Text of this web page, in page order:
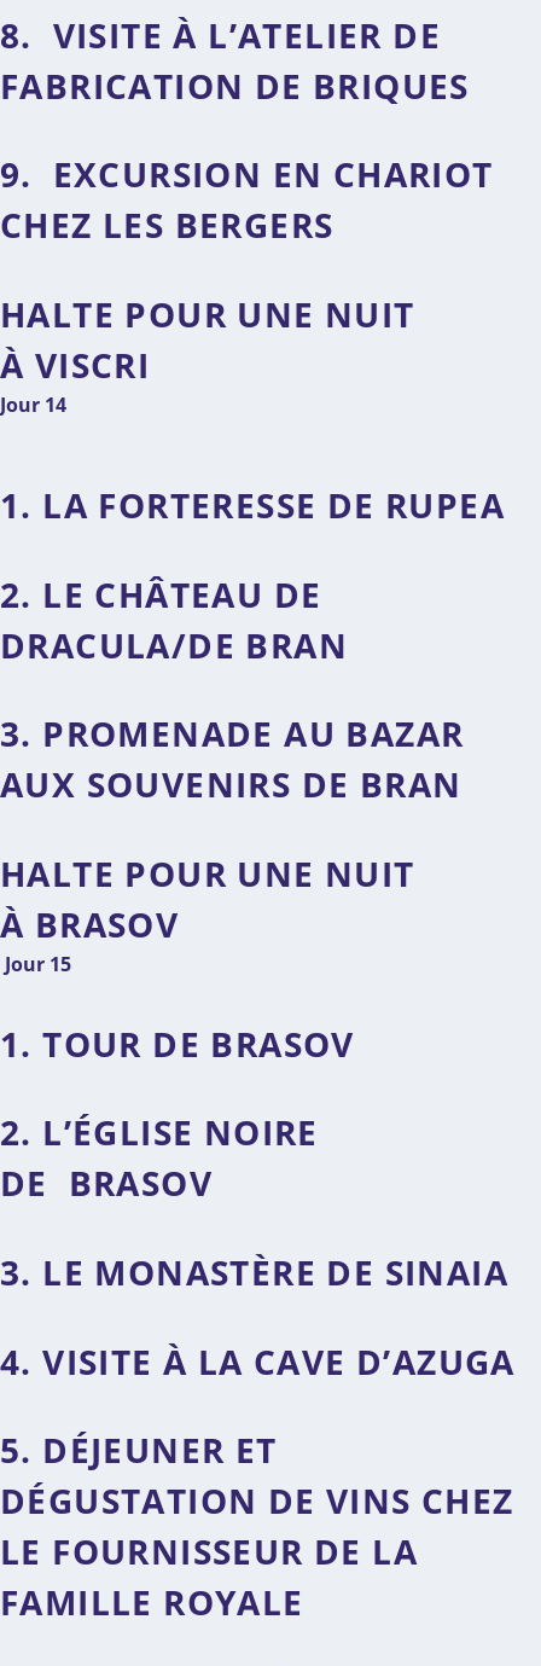
8. VISITE À L’ATELIER DE
FABRICATION DE BRIQUES
9. EXCURSION EN CHARIOT
CHEZ LES BERGERS
HALTE POUR UNE NUIT
À VISCRI
Jour 14
1. LA FORTERESSE DE RUPEA
2. LE CHÂTEAU DE
DRACULA/DE BRAN
3. PROMENADE AU BAZAR
AUX SOUVENIRS DE BRAN
HALTE POUR UNE NUIT
À BRASOV
Jour 15
1. TOUR DE BRASOV
2. L’ÉGLISE NOIRE
DE BRASOV
3. LE MONASTÈRE DE SINAIA
4. VISITE À LA CAVE D’AZUGA
5. DÉJEUNER ET
DÉGUSTATION DE VINS CHEZ
LE FOURNISSEUR DE LA
FAMILLE ROYALE